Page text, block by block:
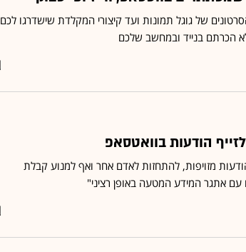
של גוגל תמונות ועד קיצורי המקלדת שישדרגו לכם
הכרתם בנייד ובמחשב שלכם
הודעות בוואטסאפ
מזויפות, להתחזות לאדם אחר ואף למנוע קבלת
אתגר המידע המטעה באופן רציני"